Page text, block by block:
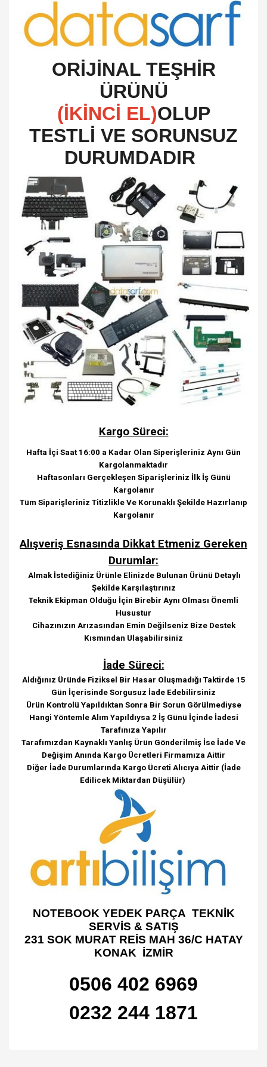
ORİJİNAL TEŞHİR
ÜRÜNÜ
(İKİNCİ EL)OLUP
TESTLİ VE SORUNSUZ
DURUMDADIR
Kargo Süreci:
Hafta İçi Saat 16:00 a Kadar Olan Siperişleriniz Aynı Gün
Kargolanmaktadır
Haftasonları Gerçekleşen Siparişleriniz İlk İş Günü
Kargolanır
Tüm Siparişleriniz Titizlikle Ve Korunaklı Şekilde Hazırlanıp
Kargolanır
Alışveriş Esnasında Dikkat Etmeniz Gereken
Durumlar:
Almak İstediğiniz Ürünle Elinizde Bulunan Ürünü Detaylı
Şekilde Karşılaştırınız
Teknik Ekipman Olduğu İçin Birebir Aynı Olması Önemli
Husustur
Cihazınızın Arızasından Emin Değilseniz Bize Destek
Kısmından Ulaşabilirsiniz
İade Süreci:
Aldığınız Üründe Fiziksel Bir Hasar Oluşmadığı Taktirde 15
Gün İçerisinde Sorgusuz İade Edebilirsiniz
Ürün Kontrolü Yapıldıktan Sonra Bir Sorun Görülmediyse
Hangi Yöntemle Alım Yapıldıysa 2 İş Günü İçinde İadesi
Tarafınıza Yapılır
Tarafımızdan Kaynaklı Yanlış Ürün Gönderilmiş İse İade Ve
Değişim Anında Kargo Ücretleri Firmamıza Aittir
Diğer İade Durumlarında Kargo Ücreti Alıcıya Aittir (İade
Edilicek Miktardan Düşülür)
NOTEBOOK YEDEK PARÇA TEKNİK
SERVİS & SATIŞ
231 SOK MURAT REİS MAH 36/C HATAY
KONAK İZMİR
0506 402 6969
0232 244 1871